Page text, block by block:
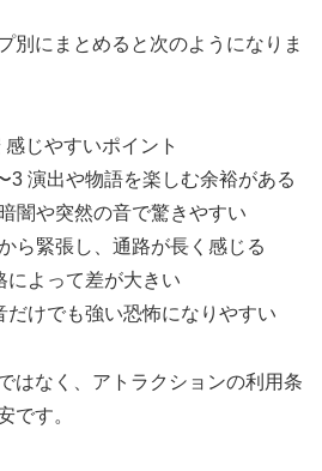
別にまとめると次のようになりま
じやすいポイント
3 演出や物語を楽しむ余裕がある
闇や突然の音で驚きやすい
ら緊張し、通路が長く感じる
によって差が大きい
だけでも強い恐怖になりやすい
はなく、アトラクションの利用条
です。